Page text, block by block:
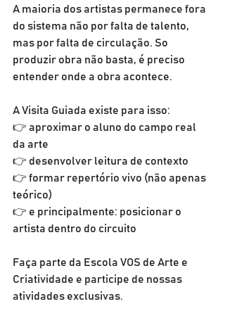
A maioria dos artistas permanece fora
do sistema não por falta de talento,
mas por falta de circulação. So
produzir obra não basta, é preciso
entender onde a obra acontece.
A Visita Guiada existe para isso:
👉 aproximar o aluno do campo real
da arte
👉 desenvolver leitura de contexto
👉 formar repertório vivo (não apenas
teórico)
👉 e principalmente: posicionar o
artista dentro do circuito
Faça parte da Escola VOS de Arte e
Criatividade e participe de nossas
atividades exclusivas.